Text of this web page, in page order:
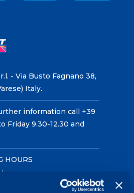
- Via Busto Fagnano 38,
Italy.
information call +39
Friday 9.30-12.30 and
HOURS